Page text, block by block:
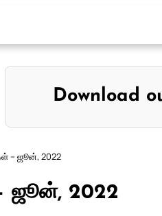
Download
– ஜூன், 2022
ஜூன், 2022